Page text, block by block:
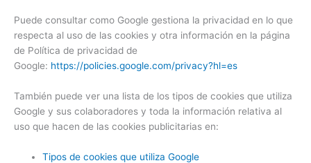
Puede consultar como Google gestiona la privacidad en lo que
respecta al uso de las cookies y otra información en la página
de Política de privacidad de
Google: https://policies.google.com/privacy?hl=es
También puede ver una lista de los tipos de cookies que utiliza
Google y sus colaboradores y toda la información relativa al
uso que hacen de las cookies publicitarias en:
Tipos de cookies que utiliza Google